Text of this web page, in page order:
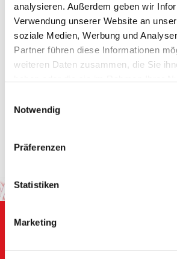
analysieren. Außerdem geben wir
Verwendung unserer Website an
soziale Medien, Werbung und
Partner führen diese Informationen
weiteren Daten zusammen, die Sie
Notwendig
Präferenzen
Statistiken
Marketing
Einnässen und Einkoten
Mutismus
Bindungsstörungen
Ticstörungen und Tourette-Syndrom
Regulationsstörungen im